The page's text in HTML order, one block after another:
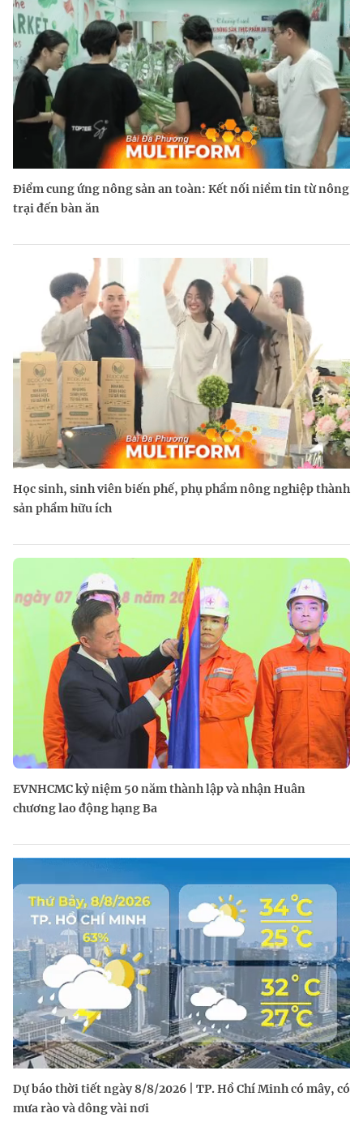
Điểm cung ứng nông sản an toàn: Kết nối niềm tin từ nông
trại đến bàn ăn
Học sinh, sinh viên biến phế, phụ phẩm nông nghiệp thành
sản phẩm hữu ích
EVNHCMC kỷ niệm 50 năm thành lập và nhận Huân
chương lao động hạng Ba
Dự báo thời tiết ngày 8/8/2026 | TP. Hồ Chí Minh có mây, có
mưa rào và dông vài nơi